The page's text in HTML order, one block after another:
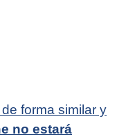
forma similar y
no estará